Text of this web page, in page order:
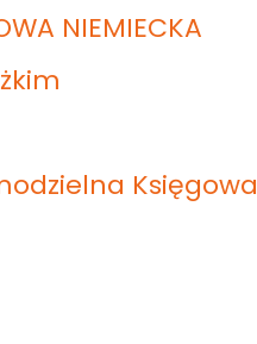
NIEMIECKA
Księgowa